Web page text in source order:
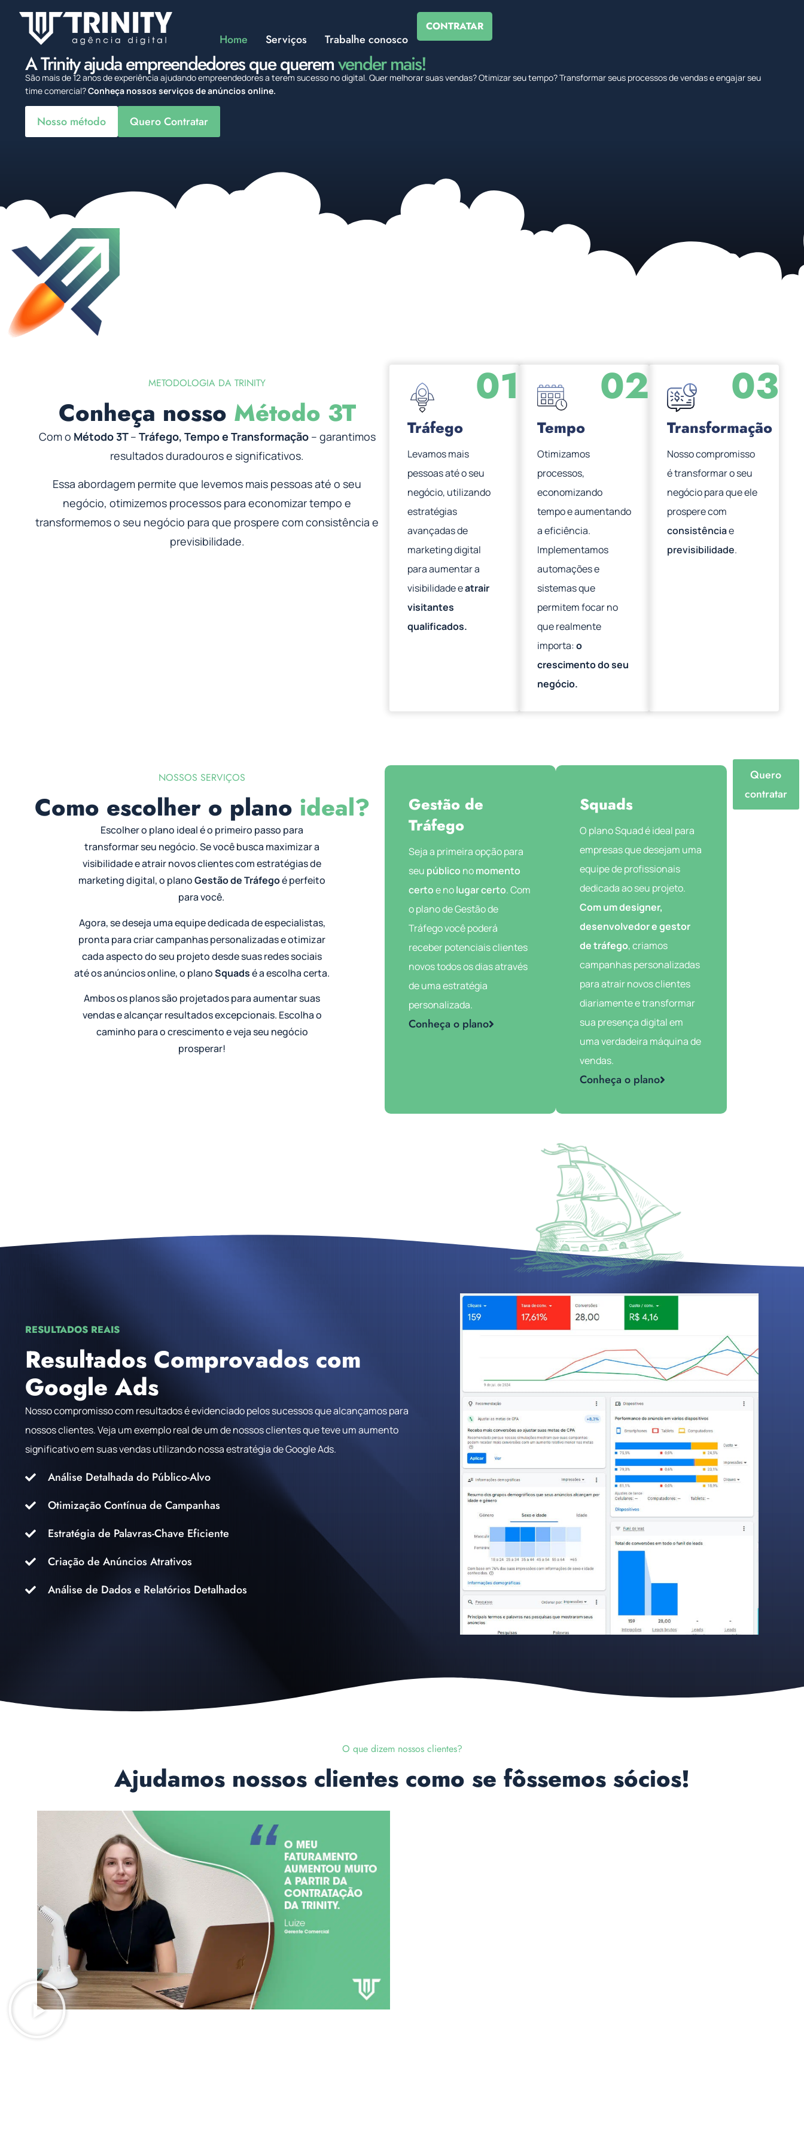
Home Serviços Trabalhe conosco
CONTRATAR
A Trinity ajuda empreendedores que queremvender mais!
São mais de 12 anos de experiência ajudando empreendedores a terem sucesso no digital. Quer melhorar suas vendas? Otimizar seu tempo? Transformar seus processos de vendas e engajar seu
time comercial?Conheça nossos serviços de anúncios online.
Nosso método Quero Contratar
METODOLOGIA DA TRINITY
Conheça nosso Método 3T
Com o Método 3T– Tráfego, Tempo e Transformação– garantimos
resultados duradouros e significativos.
Essa abordagem permite que levemos mais pessoas até o seu
negócio, otimizemos processos para economizar tempo e
transformemos o seu negócio para que prospere com consistência e
previsibilidade.
01
Tráfego
Levamos mais
pessoas até o seu
negócio, utilizando
estratégias
avançadas de
marketing digital
para aumentar a
visibilidade eatrair
visitantes
qualificados.
02
Tempo
Otimizamos
processos,
economizando
tempo e aumentando
a eficiência.
Implementamos
automações e
sistemas que
permitem focar no
que realmente
importa:o
crescimento do seu
negócio.
03
Transformação
Nosso compromisso
é transformar o seu
negócio para que ele
prospere com
consistênciae
previsibilidade.
NOSSOS SERVIÇOS
Como escolher o plano ideal?
Escolher o plano ideal é o primeiro passo para
transformar seu negócio. Se você busca maximizar a
visibilidade e atrair novos clientes com estratégias de
marketing digital, o planoGestão de Tráfegoé perfeito
para você.
Agora, se deseja uma equipe dedicada de especialistas,
pronta para criar campanhas personalizadas e otimizar
cada aspecto do seu projeto desde suas redes sociais
até os anúncios online, o planoSquadsé a escolha certa.
Ambos os planos são projetados para aumentar suas
vendas e alcançar resultados excepcionais. Escolha o
caminho para o crescimento e veja seu negócio
prosperar!
Gestão de
Tráfego
Seja a primeira opção para
seu público nomomento
certoe nolugar certo. Com
o plano de Gestão de
Tráfego você poderá
receber potenciais clientes
novos todos os dias através
de uma estratégia
personalizada.
Conheça o plano
Squads
O plano Squad é ideal para
empresas que desejam uma
equipe de profissionais
dedicada ao seu projeto.
Com um designer,
desenvolvedor e gestor
de tráfego, criamos
campanhas personalizadas
para atrair novos clientes
diariamente e transformar
sua presença digital em
uma verdadeira máquina de
vendas.
Conheça o plano
Quero
contratar
RESULTADOS REAIS
Resultados Comprovados com
Google Ads
Nosso compromisso com resultados é evidenciado pelos sucessos que alcançamos para
nossos clientes. Veja um exemplo real de um de nossos clientes que teve um aumento
significativo em suas vendas utilizando nossa estratégia de Google Ads.
Análise Detalhada do Público-Alvo
Otimização Contínua de Campanhas
Estratégia de Palavras-Chave Eficiente
Criação de Anúncios Atrativos
Análise de Dados e Relatórios Detalhados
O que dizem nossos clientes?
Ajudamos nossos clientes como se fôssemos sócios!